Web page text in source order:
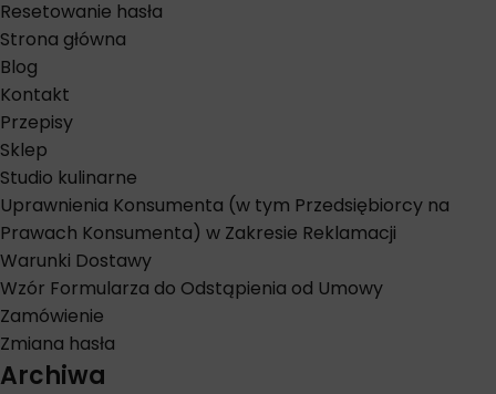
Resetowanie hasła
Strona główna
Blog
Kontakt
Przepisy
Sklep
Studio kulinarne
Uprawnienia Konsumenta (w tym Przedsiębiorcy na
Prawach Konsumenta) w Zakresie Reklamacji
Warunki Dostawy
Wzór Formularza do Odstąpienia od Umowy
Zamówienie
Zmiana hasła
Archiwa